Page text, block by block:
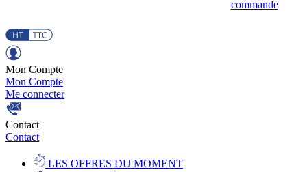
commande
Mon Compte
Mon Compte
Me connecter
Contact
Contact
LES OFFRES DU MOMENT